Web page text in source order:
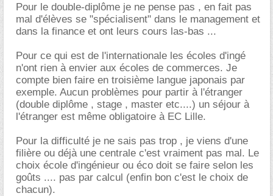
Pour le double-diplôme je ne pense pas , en fait pas
mal d'élèves se "spécialisent" dans le management et
dans la finance et ont leurs cours las-bas ...
Pour ce qui est de l'internationale les écoles d'ingé
n'ont rien à envier aux écoles de commerces. Je
compte bien faire en troisième langue japonais par
exemple. Aucun problèmes pour partir à l'étranger
(double diplôme , stage , master etc....) un séjour à
l'étranger est même obligatoire à EC Lille.
Pour la difficulté je ne sais pas trop , je viens d'une
filière ou déjà une centrale c'est vraiment pas mal. Le
choix école d'ingénieur ou éco doit se faire selon les
goûts .... pas par calcul (enfin bon c'est le choix de
chacun).